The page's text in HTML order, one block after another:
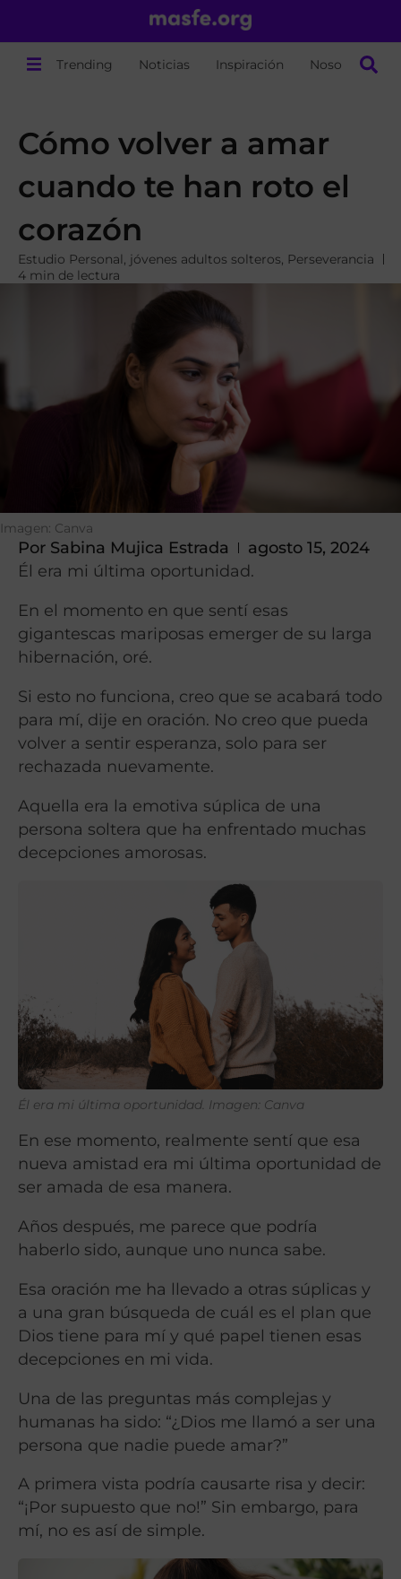
Trending Noticias Inspiración Nosotros
Cómo volver a amar
cuando te han roto el
corazón
Estudio Personal, jóvenes adultos solteros, Perseverancia
4 min de lectura
Imagen: Canva
Por Sabina Mujica Estrada
agosto 15, 2024
Él era mi última oportunidad.
En el momento en que sentí esas
gigantescas mariposas emerger de su larga
hibernación, oré.
Si esto no funciona, creo que se acabará todo
para mí, dije en oración. No creo que pueda
volver a sentir esperanza, solo para ser
rechazada nuevamente.
Aquella era la emotiva súplica de una
persona soltera que ha enfrentado muchas
decepciones amorosas.
Él era mi última oportunidad. Imagen: Canva
En ese momento, realmente sentí que esa
nueva amistad era mi última oportunidad de
ser amada de esa manera.
Años después, me parece que podría
haberlo sido, aunque uno nunca sabe.
Esa oración me ha llevado a otras súplicas y
a una gran búsqueda de cuál es el plan que
Dios tiene para mí y qué papel tienen esas
decepciones en mi vida.
Una de las preguntas más complejas y
humanas ha sido: “¿Dios me llamó a ser una
persona que nadie puede amar?”
A primera vista podría causarte risa y decir:
“¡Por supuesto que no!” Sin embargo, para
mí, no es así de simple.